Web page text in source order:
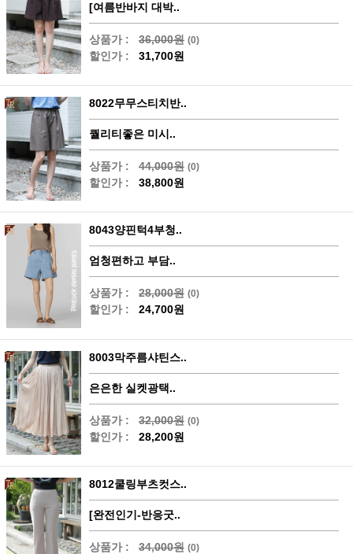
[여름반바지 대박..
상품가 : 36,000원 (0)
할인가 : 31,700원
8022무무스티치반..
퀄리티좋은 미시..
상품가 : 44,000원 (0)
할인가 : 38,800원
8043양핀턱4부청..
엄청편하고 부담..
상품가 : 28,000원 (0)
할인가 : 24,700원
8003막주름샤틴스..
은은한 실켓광택..
상품가 : 32,000원 (0)
할인가 : 28,200원
8012쿨링부츠컷스..
[완전인기-반응굿..
상품가 : 34,000원 (0)